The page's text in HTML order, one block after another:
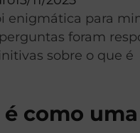
enigmática para
foram
sobre o que
como